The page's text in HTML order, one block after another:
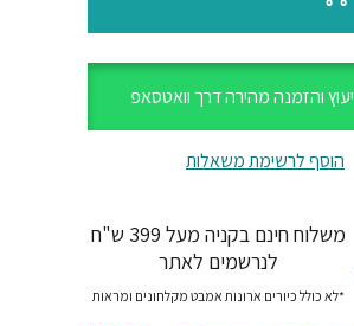
יעוץ והזמנה מהירה דרך וואטסאפ
הוסף לרשימת משאלות
משלוח חינם בקניה מעל 399 ש"ח
לנרשמים לאתר
*לא כולל כיורים ארונות אמבט מקלחונים ומראות